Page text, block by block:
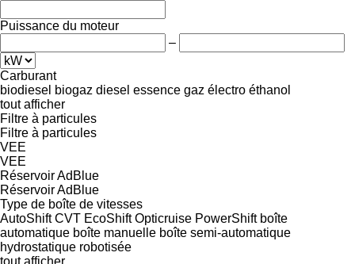
Puissance du moteur
–
Carburant
biodiesel biogaz diesel essence gaz électro éthanol
tout afficher
Filtre à particules
Filtre à particules
VEE
VEE
Réservoir AdBlue
Réservoir AdBlue
Type de boîte de vitesses
AutoShift CVT EcoShift Opticruise PowerShift boîte
automatique boîte manuelle boîte semi-automatique
hydrostatique robotisée
tout afficher